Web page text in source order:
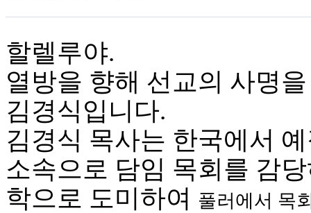
주
소
minky
합
체
출
장
안
마
러
브
할렐루야.
열방을 향해 선교의 사명
김경식입니다.
김경식 목사는 한국에서
소속으로 담임 목회를 감
학으로 도미하여
풀러에서 목